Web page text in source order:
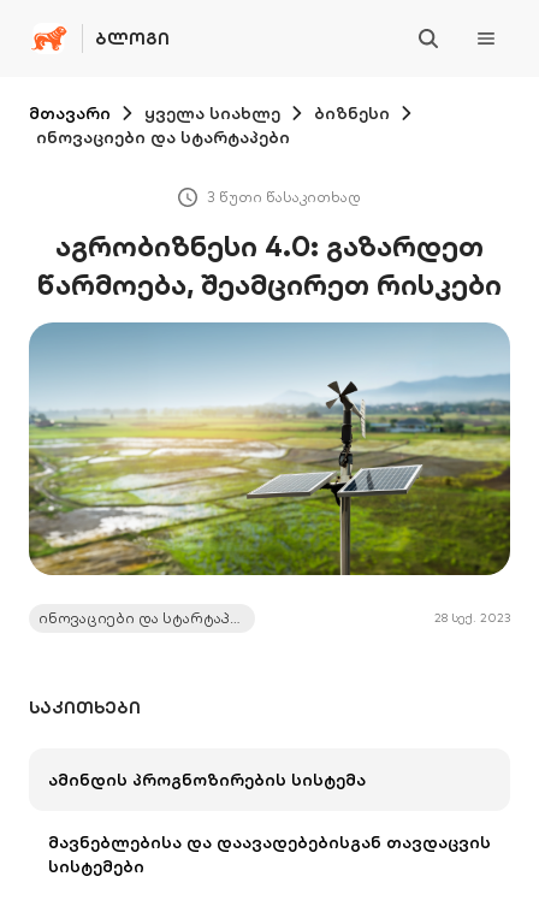
ᲑᲚᲝᲒᲘ
მთავარი ყველა სიახლე
ბიზნესი
ინოვაციები და სტარტაპები
3 წუთი წასაკითხად
აგრობიზნესი 4.0: გაზარდეთ
წარმოება, შეამცირეთ რისკები
ინოვაციები და სტარტაპები 28 სექ. 2023
ᲡᲐᲙᲘᲗᲮᲔᲑᲘ
ამინდის პროგნოზირების სისტემა
მავნებლებისა და დაავადებებისგან თავდაცვის
სისტემები